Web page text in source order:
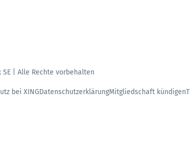
SE | Alle Rechte vorbehalten
bei XINGDatenschutzerklärungMitgliedschaft kündigen